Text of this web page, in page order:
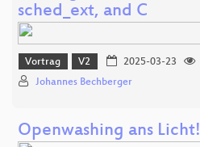
sched_ext, and C
Vortrag V2 2025-03-23
Johannes Bechberger
Openwashing ans Licht!